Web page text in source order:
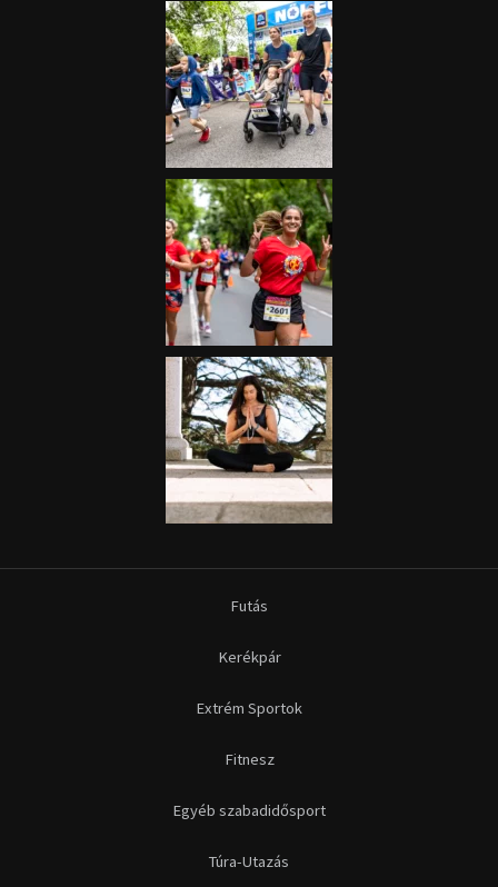
Futás
Kerékpár
Extrém Sportok
Fitnesz
Egyéb szabadidősport
Túra-Utazás